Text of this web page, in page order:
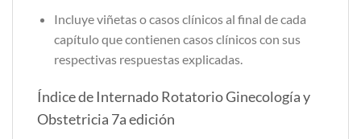
Incluye viñetas o casos clínicos al final de cada
capítulo que contienen casos clínicos con sus
respectivas respuestas explicadas.
Índice de Internado Rotatorio Ginecología y
Obstetricia 7a edición